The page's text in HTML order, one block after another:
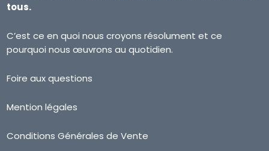
tous.
C’est ce en quoi nous croyons résolument et ce
pourquoi nous œuvrons au quotidien.
Foire aux questions
Mention légales
Conditions Générales de Vente